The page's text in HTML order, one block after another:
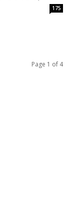
175
Page 1 of 4